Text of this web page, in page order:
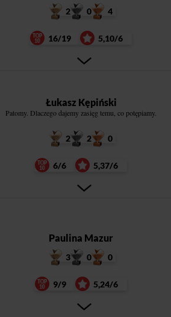
2 0 4
16/19 5,10/6
Łukasz Kępiński
Patomy. Dlaczego dajemy zasięg temu, co potępiamy.
2 2 0
6/6 5,37/6
Paulina Mazur
3 0 0
9/9 5,24/6